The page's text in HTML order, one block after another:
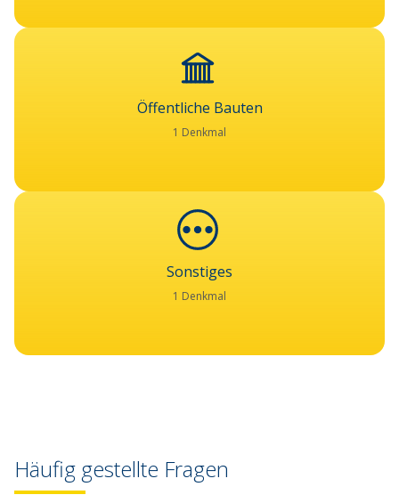
Öffentliche Bauten
1 Denkmal
Sonstiges
1 Denkmal
Häufig gestellte Fragen